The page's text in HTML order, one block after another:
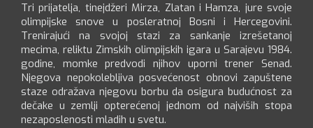
Tri prijatelja, tinejdžeri Mirza, Zlatan i Hamza, jure svoje
olimpijske snove u posleratnoj Bosni i Hercegovini.
Trenirajući na svojoj stazi za sankanje izrešetanoj
mecima, reliktu Zimskih olimpijskih igara u Sarajevu 1984.
godine, momke predvodi njihov uporni trener Senad.
Njegova nepokolebljiva posvećenost obnovi zapuštene
staze odražava njegovu borbu da osigura budućnost za
dečake u zemlji opterećenoj jednom od najviših stopa
nezaposlenosti mladih u svetu.